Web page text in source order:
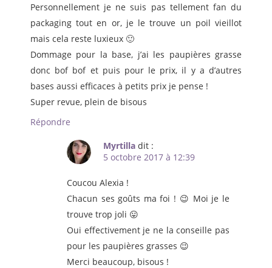
Personnellement je ne suis pas tellement fan du
packaging tout en or, je le trouve un poil vieillot
mais cela reste luxieux 🙂
Dommage pour la base, j’ai les paupières grasse
donc bof bof et puis pour le prix, il y a d’autres
bases aussi efficaces à petits prix je pense !
Super revue, plein de bisous
Répondre
Myrtilla dit :
5 octobre 2017 à 12:39
Coucou Alexia !
Chacun ses goûts ma foi ! 😉 Moi je le
trouve trop joli 😛
Oui effectivement je ne la conseille pas
pour les paupières grasses 😉
Merci beaucoup, bisous !